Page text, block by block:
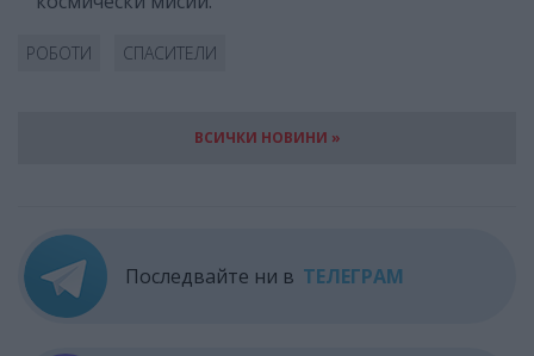
РОБОТИ СПАСИТЕЛИ
ВСИЧКИ НОВИНИ »
Последвайте ни в ТЕЛЕГРАМ